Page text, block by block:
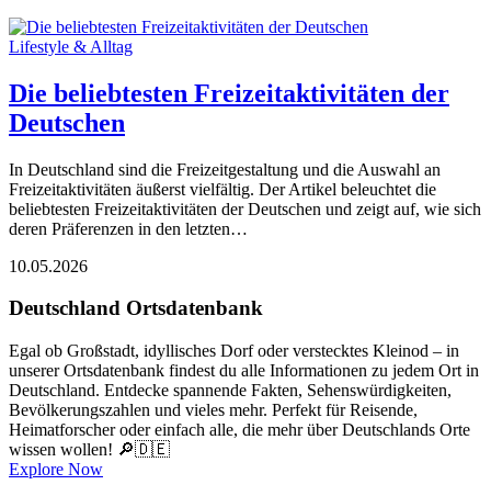
Lifestyle & Alltag
Die beliebtesten Freizeitaktivitäten der
Deutschen
In Deutschland sind die Freizeitgestaltung und die Auswahl an
Freizeitaktivitäten äußerst vielfältig. Der Artikel beleuchtet die
beliebtesten Freizeitaktivitäten der Deutschen und zeigt auf, wie sich
deren Präferenzen in den letzten…
10.05.2026
Deutschland Ortsdatenbank
Egal ob Großstadt, idyllisches Dorf oder verstecktes Kleinod – in
unserer Ortsdatenbank findest du alle Informationen zu jedem Ort in
Deutschland. Entdecke spannende Fakten, Sehenswürdigkeiten,
Bevölkerungszahlen und vieles mehr. Perfekt für Reisende,
Heimatforscher oder einfach alle, die mehr über Deutschlands Orte
wissen wollen! 🔎🇩🇪
Explore Now